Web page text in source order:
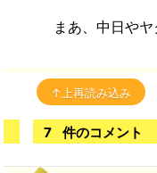
まあ、中日やヤ
↑上再読み込み
7 件のコメント